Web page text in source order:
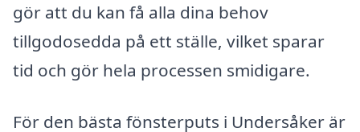
gör att du kan få alla dina behov
tillgodosedda på ett ställe, vilket sparar
tid och gör hela processen smidigare.
För den bästa fönsterputs i Undersåker är